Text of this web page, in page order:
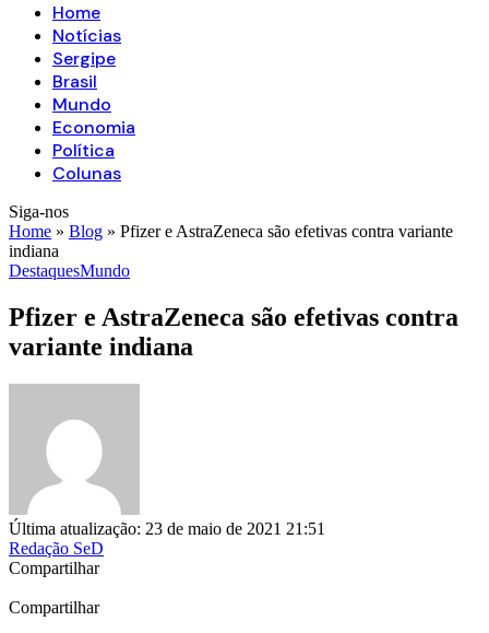
Home
Notícias
Sergipe
Brasil
Mundo
Economia
Política
Colunas
Siga-nos
Home » Blog » Pfizer e AstraZeneca são efetivas contra variante
indiana
DestaquesMundo
Pfizer e AstraZeneca são efetivas contra
variante indiana
Última atualização: 23 de maio de 2021 21:51
Redação SeD
Compartilhar
Compartilhar